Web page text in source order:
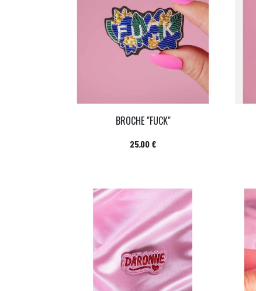
BROCHE "FUCK"
Prix
25,00 €